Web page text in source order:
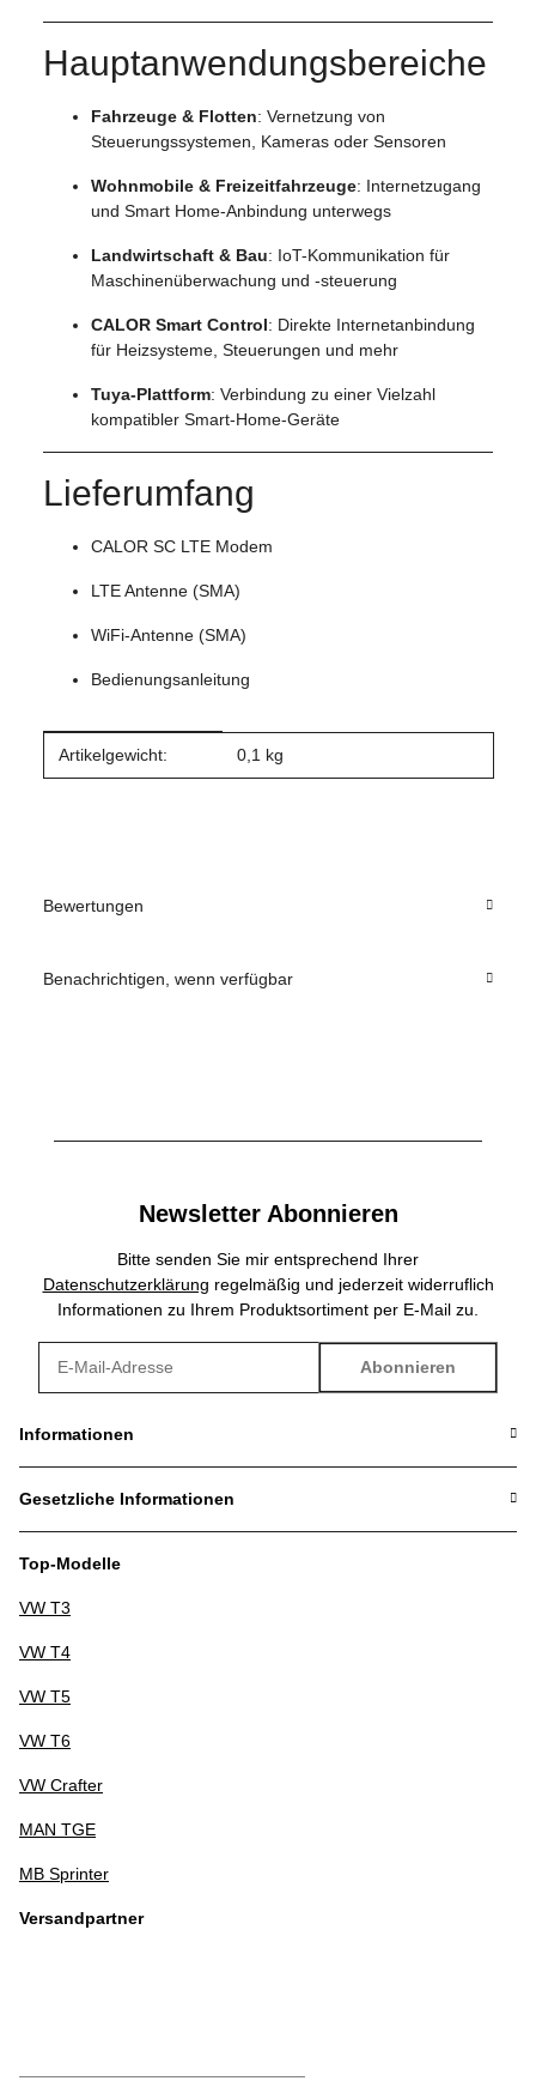
Hauptanwendungsbereiche
Fahrzeuge & Flotten: Vernetzung von
Steuerungssystemen, Kameras oder Sensoren
Wohnmobile & Freizeitfahrzeuge: Internetzugang
und Smart Home-Anbindung unterwegs
Landwirtschaft & Bau: IoT-Kommunikation für
Maschinenüberwachung und -steuerung
CALOR Smart Control: Direkte Internetanbindung
für Heizsysteme, Steuerungen und mehr
Tuya-Plattform: Verbindung zu einer Vielzahl
kompatibler Smart-Home-Geräte
Lieferumfang
CALOR SC LTE Modem
LTE Antenne (SMA)
WiFi-Antenne (SMA)
Bedienungsanleitung
Produkteigenschaft
Wert
Artikelgewicht: 0,1 kg
Bewertungen
Benachrichtigen, wenn verfügbar
Newsletter Abonnieren
Bitte senden Sie mir entsprechend Ihrer
Datenschutzerklärung regelmäßig und jederzeit widerruflich
Informationen zu Ihrem Produktsortiment per E-Mail zu.
Abonnieren
Informationen
Gesetzliche Informationen
Top-Modelle
VW T3
VW T4
VW T5
VW T6
VW Crafter
MAN TGE
MB Sprinter
Versandpartner